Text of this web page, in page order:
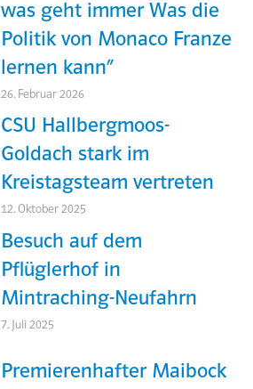
was geht immer Was die
Politik von Monaco Franze
lernen kann“
26. Februar 2026
CSU Hallbergmoos-
Goldach stark im
Kreistagsteam vertreten
12. Oktober 2025
Besuch auf dem
Pflüglerhof in
Mintraching-Neufahrn
7. Juli 2025
Premierenhafter Maibock